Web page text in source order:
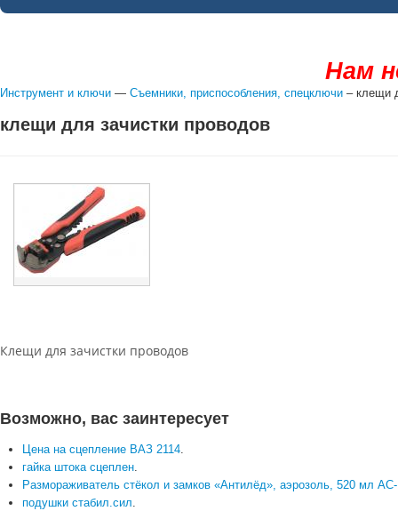
Нам
Инструмент и ключи — Съемники, приспособления, спецключи – клещи
клещи для зачистки проводов
Клещи для зачистки проводов
Возможно, вас заинтересует
Цена на сцепление ВАЗ 2114.
гайка штока сцеплен.
Размораживатель стёкол и замков «Антилёд», аэрозоль, 520 мл
подушки стабил.сил.